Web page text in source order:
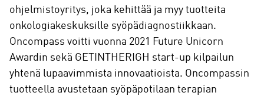
ohjelmistoyritys, joka kehittää ja myy tuotteita
onkologiakeskuksille syöpädiagnostiikkaan.
Oncompass voitti vuonna 2021 Future Unicorn
Awardin sekä GETINTHERIGH start-up kilpailun
yhtenä lupaavimmista innovaatioista. Oncompassin
tuotteella avustetaan syöpäpotilaan terapian